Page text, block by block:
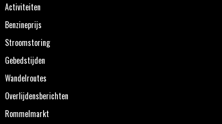
Activiteiten
Benzineprijs
Stroomstoring
Gebedstijden
Wandelroutes
Overlijdensberichten
Rommelmarkt